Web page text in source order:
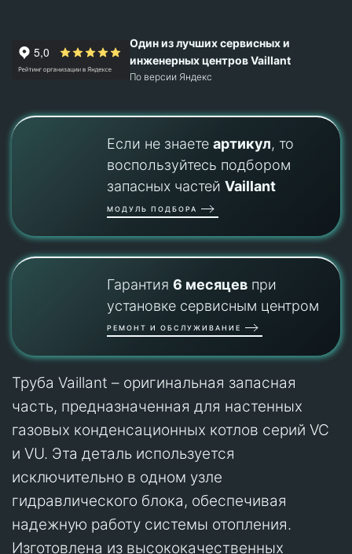
Один из лучших сервисных и
инженерных центров Vaillant
По версии Яндекс
Если не знаете артикул, то
воспользуйтесь подбором
запасных частей Vaillant
МОДУЛЬ ПОДБОРА
Гарантия 6 месяцевпри
установке сервисным центром
РЕМОНТ И ОБСЛУЖИВАНИЕ
Труба Vaillant – оригинальная запасная
часть, предназначенная для настенных
газовых конденсационных котлов серий VC
и VU. Эта деталь используется
исключительно в одном узле
гидравлического блока, обеспечивая
надежную работу системы отопления.
Изготовлена из высококачественных